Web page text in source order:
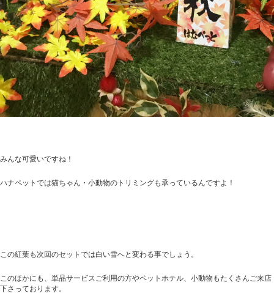
みんな可愛いですね！
ハナペットでは猫ちゃん・小動物のトリミングも承っているんですよ！
この紅葉も次回のセットでは白い雪へと変わる事でしょう。
このほかにも、単品サービスご利用の方やペットホテル、小動物もたくさんご来店
下さっております。